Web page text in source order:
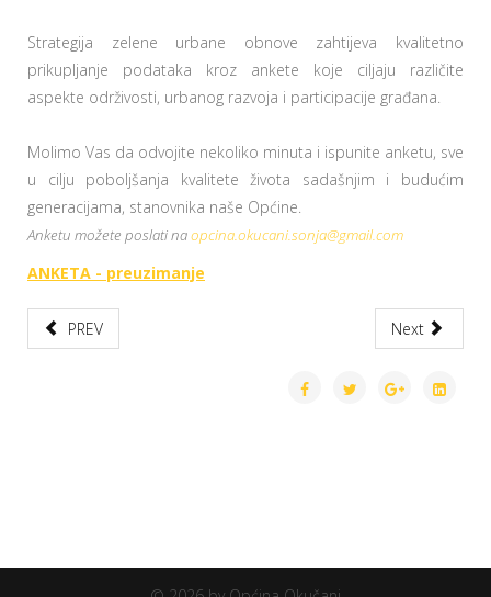
Strategija zelene urbane obnove zahtijeva kvalitetno
prikupljanje podataka kroz ankete koje ciljaju različite
aspekte održivosti, urbanog razvoja i participacije građana.
Molimo Vas da odvojite nekoliko minuta i ispunite anketu, sve
u cilju poboljšanja kvalitete života sadašnjim i budućim
generacijama, stanovnika naše Općine.
Anketu možete poslati naopcina.okucani.sonja@gmail.com
ANKETA - preuzimanje
PREV Next